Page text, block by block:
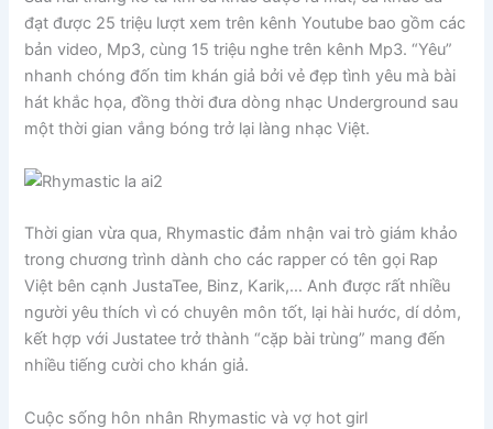
đạt được 25 triệu lượt xem trên kênh Youtube bao gồm các
bản video, Mp3, cùng 15 triệu nghe trên kênh Mp3. “Yêu”
nhanh chóng đốn tim khán giả bởi vẻ đẹp tình yêu mà bài
hát khắc họa, đồng thời đưa dòng nhạc Underground sau
một thời gian vắng bóng trở lại làng nhạc Việt.
Thời gian vừa qua, Rhymastic đảm nhận vai trò giám khảo
trong chương trình dành cho các rapper có tên gọi Rap
Việt bên cạnh JustaTee, Binz, Karik,… Anh được rất nhiều
người yêu thích vì có chuyên môn tốt, lại hài hước, dí dỏm,
kết hợp với Justatee trở thành “cặp bài trùng” mang đến
nhiều tiếng cười cho khán giả.
Cuộc sống hôn nhân Rhymastic và vợ hot girl